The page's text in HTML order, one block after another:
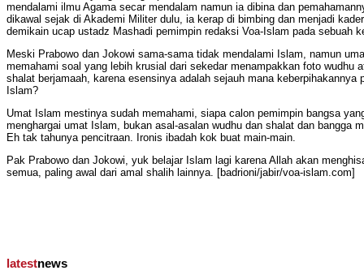
mendalami ilmu Agama secar mendalam namun ia dibina dan
dikawal sejak di Akademi Militer dulu, ia kerap di bimbing dan menjadi
demikain ucap ustadz Mashadi pemimpin redaksi Voa-Islam pada sebuah
Meski Prabowo dan Jokowi sama-sama tidak mendalami Islam, namun
memahami soal yang lebih krusial dari sekedar menampakkan foto wudhu
shalat berjamaah, karena esensinya adalah sejauh mana keberpihakannya
Islam?
Umat Islam mestinya sudah memahami, siapa calon pemimpin bangsa
menghargai umat Islam, bukan asal-asalan wudhu dan shalat dan bangga
Eh tak tahunya pencitraan. Ironis ibadah kok buat main-main.
Pak Prabowo dan Jokowi, yuk belajar Islam lagi karena Allah akan
semua, paling awal dari amal shalih lainnya. [badrioni/jabir/voa-islam.com]
latestnews